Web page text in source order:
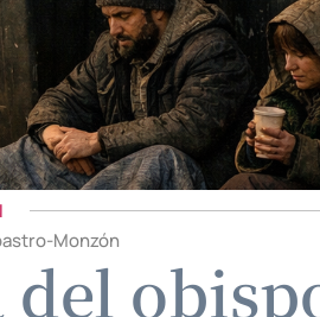
Monzón